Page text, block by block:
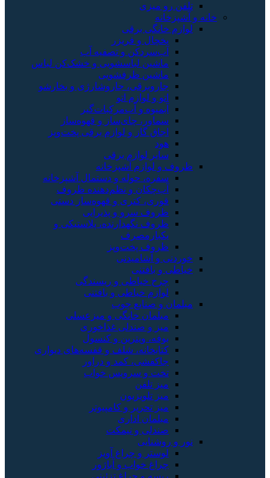
تلفن رو میزی
خانه و آشپزخانه
لوازم خانگی برقی
یخچال و فریزر
آب‌سردکن و تصفیه آب
ماشین لباسشویی و خشک‌کن لباس
ماشین ظرفشویی
جاروبرقی، جاروشارژی و بخارشو
اتو و لوازم اتو
آبمیوه و آب‌مرکبات‌گیر
سماور، چای‌ساز و قهوه‌ساز
اجاق گاز و لوازم برقی پخت‌وپز
هود
سایر لوازم برقی
ظروف و لوازم آشپزخانه
سفره، حوله و دستمال آشپزخانه
آب‌چکان و نظم‌دهنده ظروف
قوری، کتری و قهوه‌ساز دستی
ظروف سرو و پذیرایی
ظروف نگهدارنده، پلاستیکی و
یکبارمصرف
ظروف پخت‌وپز
خوردنی و آشامیدنی
خیاطی و بافتنی
چرخ خیاطی و ریسندگی
لوازم خیاطی و بافتنی
مبلمان و صنایع چوب
مبلمان خانگی و میزعسلی
میز و صندلی غذاخوری
بوفه، ویترین و کنسول
کتابخانه، شلف و قفسه‌های دیواری
جاکفشی، کمد و دراور
تخت و سرویس خواب
میز تلفن
میز تلویزیون
میز تحریر و کامپیوتر
مبلمان اداری
صندلی و نیمکت
نور و روشنایی
لوستر و چراغ آویز
چراغ خواب و آباژور